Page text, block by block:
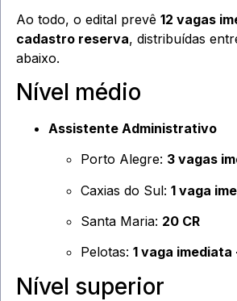
Ao todo, o edital prevê 12 vagas
cadastro reserva, distribuídas
abaixo.
Nível médio
Assistente Administrativo
Porto Alegre: 3 vagas
Caxias do Sul: 1 vaga
Santa Maria: 20 CR
Pelotas: 1 vaga imediata
Nível superior